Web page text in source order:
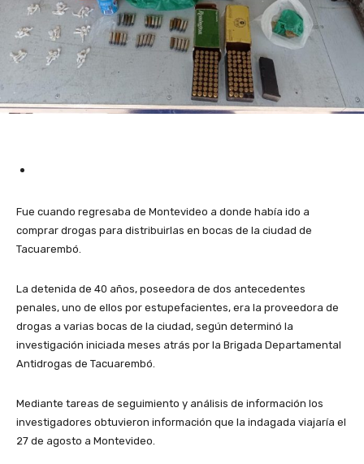
Fue cuando regresaba de Montevideo a donde había ido a
comprar drogas para distribuirlas en bocas de la ciudad de
Tacuarembó.
La detenida de 40 años, poseedora de dos antecedentes
penales, uno de ellos por estupefacientes, era la proveedora de
drogas a varias bocas de la ciudad, según determinó la
investigación iniciada meses atrás por la Brigada Departamental
Antidrogas de Tacuarembó.
Mediante tareas de seguimiento y análisis de información los
investigadores obtuvieron información que la indagada viajaría el
27 de agosto a Montevideo.